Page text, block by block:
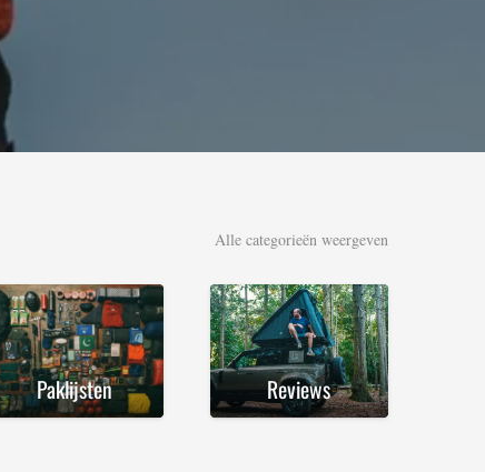
Alle categorieën weergeven
Paklijsten Reviews